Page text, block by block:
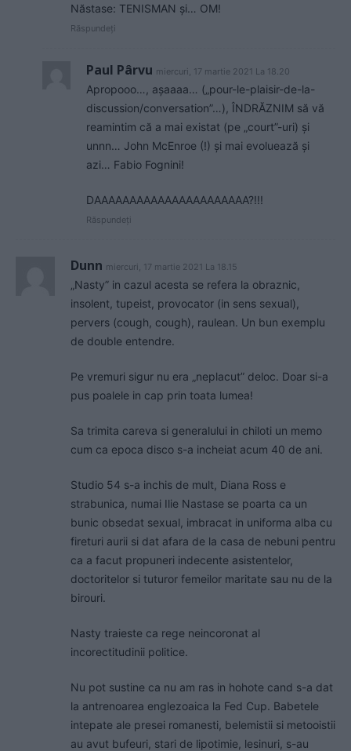
Năstase: TENISMAN și… OM!
Răspundeți
Paul Pârvu miercuri, 17 martie 2021 La 18.20
Apropooo…, așaaaa… („pour-le-plaisir-de-la-
discussion/conversation”…), ÎNDRĂZNIM să vă
reamintim că a mai existat (pe „court”-uri) și
unnn… John McEnroe (!) și mai evoluează și
azi… Fabio Fognini!
DAAAAAAAAAAAAAAAAAAAAAA?!!!
Răspundeți
Dunn miercuri, 17 martie 2021 La 18.15
„Nasty” in cazul acesta se refera la obraznic,
insolent, tupeist, provocator (in sens sexual),
pervers (cough, cough), raulean. Un bun exemplu
de double entendre.
Pe vremuri sigur nu era „neplacut” deloc. Doar si-a
pus poalele in cap prin toata lumea!
Sa trimita careva si generalului in chiloti un memo
cum ca epoca disco s-a incheiat acum 40 de ani.
Studio 54 s-a inchis de mult, Diana Ross e
strabunica, numai Ilie Nastase se poarta ca un
bunic obsedat sexual, imbracat in uniforma alba cu
fireturi aurii si dat afara de la casa de nebuni pentru
ca a facut propuneri indecente asistentelor,
doctoritelor si tuturor femeilor maritate sau nu de la
birouri.
Nasty traieste ca rege neincoronat al
incorectitudinii politice.
Nu pot sustine ca nu am ras in hohote cand s-a dat
la antrenoarea englezoaica la Fed Cup. Babetele
intepate ale presei romanesti, belemistii si metooistii
au avut bufeuri, stari de lipotimie, lesinuri, s-au